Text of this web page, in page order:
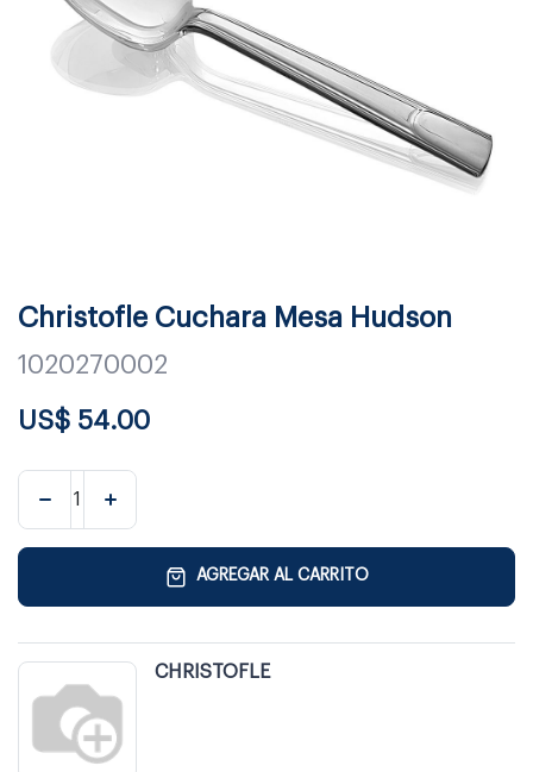
Christofle Cuchara Mesa Hudson
1020270002
US$ 54.00
AGREGAR AL CARRITO
CHRISTOFLE